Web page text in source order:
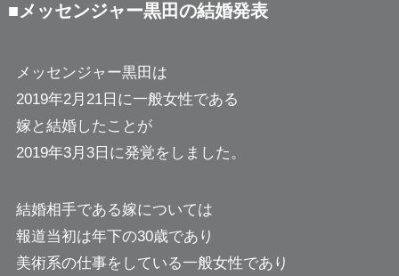
■メッセンジャー黒田の結婚発表
メッセンジャー黒田は
2019年2月21日に一般女性である
嫁と結婚したことが
2019年3月3日に発覚をしました。
結婚相手である嫁については
報道当初は年下の30歳であり
美術系の仕事をしている一般女性であり